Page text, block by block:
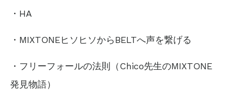
・HA
・MIXTONEヒソヒソからBELTへ声を繋げる
・フリーフォールの法則（Chico先生のMIXTONE
発見物語）